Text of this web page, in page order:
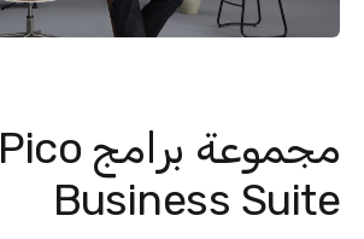
مجموعة برامج Pico
Business Suite